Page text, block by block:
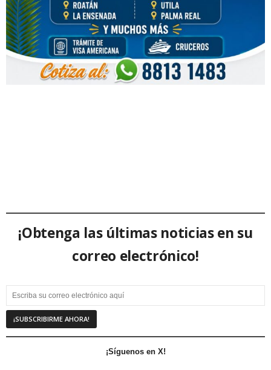
¡Obtenga las últimas noticias en su
correo electrónico!
¡Síguenos en X!